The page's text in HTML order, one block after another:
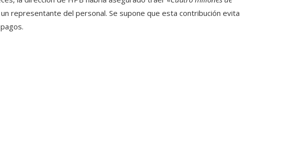
representante del personal. Se supone que esta contribución evita